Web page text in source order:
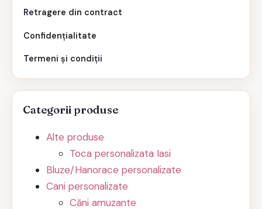
Retragere din contract
Confidențialitate
Termeni și condiții
Categorii produse
Alte produse
Toca personalizata Iasi
Bluze/Hanorace personalizate
Cani personalizate
Căni amuzante